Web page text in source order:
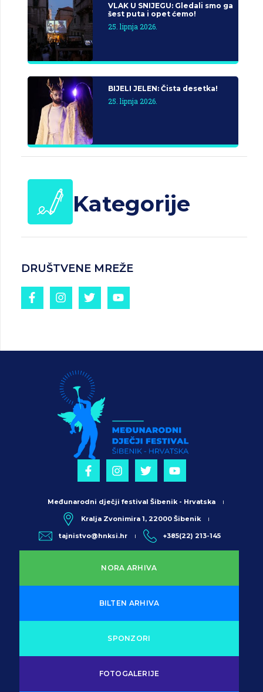
VLAK U SNIJEGU: Gledali smo ga
šest puta i opet ćemo!
25. lipnja 2026.
BIJELI JELEN: Čista desetka!
25. lipnja 2026.
Kategorije
DRUŠTVENE MREŽE
NORA ARHIVA
BILTEN ARHIVA
SPONZORI
FOTOGALERIJE
Međunarodni dječji festival Šibenik - Hrvatska
Kralja Zvonimira 1, 22000 Šibenik
tajnistvo@hnksi.hr +385(22) 213-145